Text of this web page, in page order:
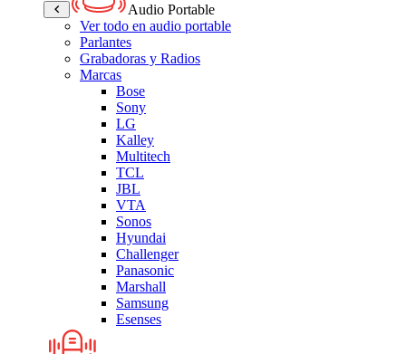
Audio Portable
Ver todo en audio portable
Parlantes
Grabadoras y Radios
Marcas
Bose
Sony
LG
Kalley
Multitech
TCL
JBL
VTA
Sonos
Hyundai
Challenger
Panasonic
Marshall
Samsung
Esenses